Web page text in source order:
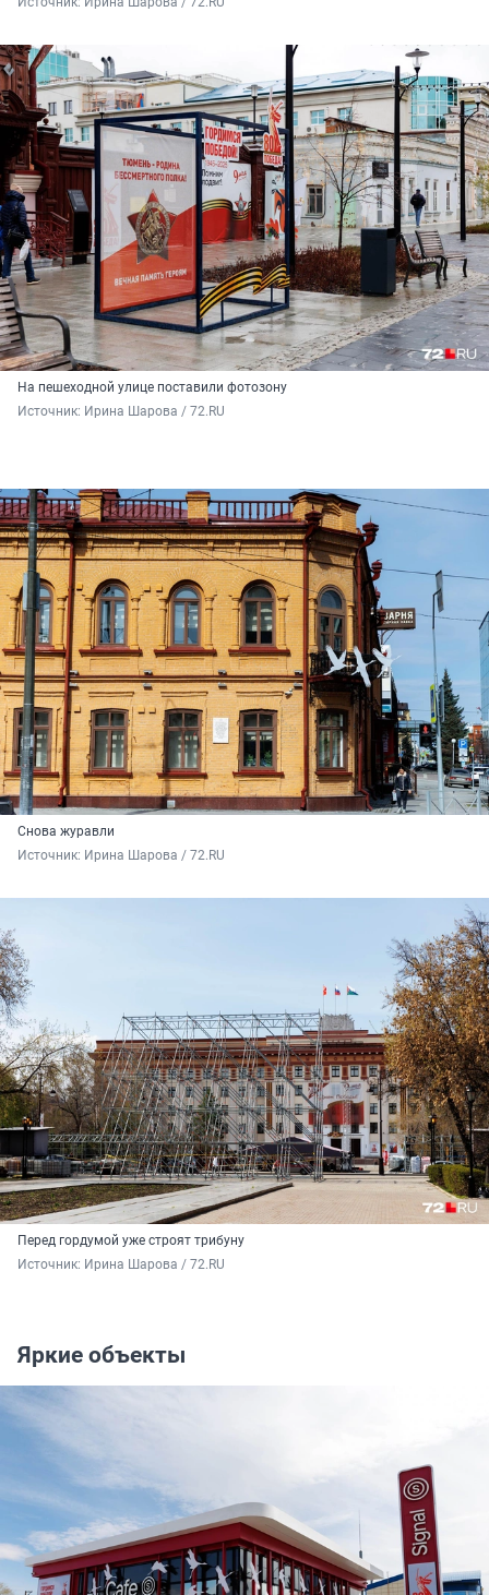
На пешеходной улице поставили фотозону
Источник: Ирина Шарова / 72.RU
Снова журавли
Источник: Ирина Шарова / 72.RU
Перед гордумой уже строят трибуну
Источник: Ирина Шарова / 72.RU
Яркие объекты